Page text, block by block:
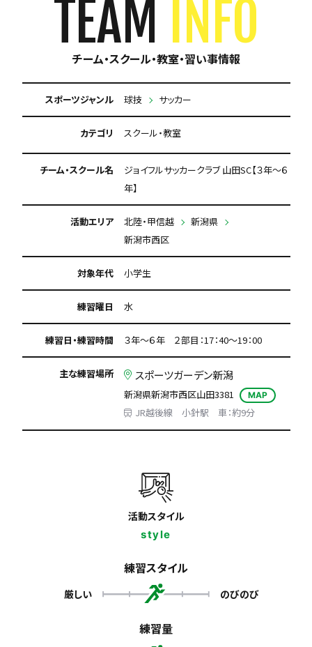
TEAM INFO
チーム・スクール・教室・習い事情報
スポーツジャンル 球技 サッカー
カテゴリ スクール・教室
チーム・スクール名
ジョイフルサッカークラブ 山田SC【３年～６
年】
活動エリア 北陸・甲信越
新潟県
新潟市西区
対象年代 小学生
練習曜日 水
練習日・練習時間 ３年～６年 ２部目：17：40～19：00
主な練習場所 スポーツガーデン新潟
新潟県新潟市西区山田3381 MAP
JR越後線 小針駅 車：約9分
活動スタイル
style
練習スタイル
厳しい のびのび
練習量